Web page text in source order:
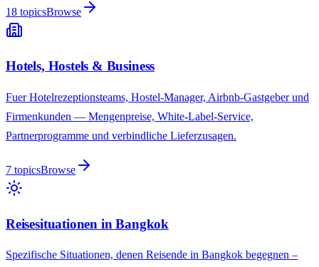
18 topicsBrowse
Hotels, Hostels & Business
Fuer Hotelrezeptionsteams, Hostel-Manager, Airbnb-Gastgeber und
Firmenkunden — Mengenpreise, White-Label-Service,
Partnerprogramme und verbindliche Lieferzusagen.
7 topicsBrowse
Reisesituationen in Bangkok
Spezifische Situationen, denen Reisende in Bangkok begegnen –